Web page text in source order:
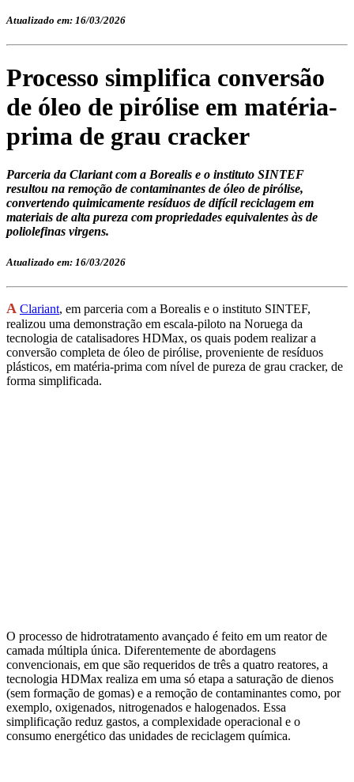
Atualizado em: 16/03/2026
Processo simplifica conversão
de óleo de pirólise em matéria-
prima de grau cracker
Parceria da Clariant com a Borealis e o instituto SINTEF
resultou na remoção de contaminantes de óleo de pirólise,
convertendo quimicamente resíduos de difícil reciclagem em
materiais de alta pureza com propriedades equivalentes às de
poliolefinas virgens.
Atualizado em: 16/03/2026
A Clariant, em parceria com a Borealis e o instituto SINTEF,
realizou uma demonstração em escala-piloto na Noruega da
tecnologia de catalisadores HDMax, os quais podem realizar a
conversão completa de óleo de pirólise, proveniente de resíduos
plásticos, em matéria-prima com nível de pureza de grau cracker, de
forma simplificada.
O processo de hidrotratamento avançado é feito em um reator de
camada múltipla única. Diferentemente de abordagens
convencionais, em que são requeridos de três a quatro reatores, a
tecnologia HDMax realiza em uma só etapa a saturação de dienos
(sem formação de gomas) e a remoção de contaminantes como, por
exemplo, oxigenados, nitrogenados e halogenados. Essa
simplificação reduz gastos, a complexidade operacional e o
consumo energético das unidades de reciclagem química.